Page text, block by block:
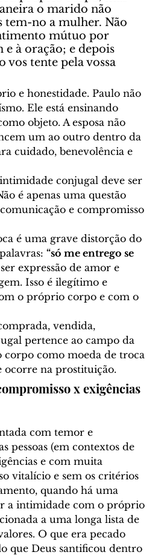
o marido não
tem-no a mulher. Não
mútuo por
à oração; e depois
vos tente pela vossa
e honestidade. Paulo não
Ele está ensinando
objeto. A esposa não
um ao outro dentro da
cuidado, benevolência e
conjugal deve ser
é apenas uma questão
e compromisso
é uma grave distorção do
“só me entrego se
expressão de amor e
Isso é ilegítimo e
o próprio corpo e com o
vendida,
pertence ao campo da
corpo como moeda de troca
ocorre na prostituição.
x exigências
com temor e
pessoas (em contextos de
e com muita
vitalício e sem os critérios
quando há uma
a intimidade com o próprio
a uma longa lista de
O que era pecado
que Deus santificou dentro